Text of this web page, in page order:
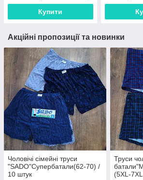
Купити
Акційні пропозиції та новинки
Чоловічі сімейні труси
"SADO"Супербатали(62-70) /
10 штук
Труси
(5XL-